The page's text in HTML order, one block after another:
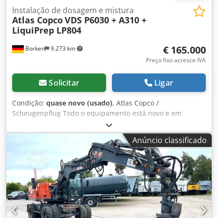
Borken 9.273 km
Instalação de dosagem e mistura
Atlas CopcoVDS P6030 + A310 +
LiquiPrep LP804
€ 165.000
Preço fixo acresce IVA
Solicitar Ligar
Condição: quase novo (usado), Atlas Copco /
Scheugenpflug Todo o equipamento está novo e em
perfeito estado. Tipo: VDS P6030 Processamento
automático de um processo completo, desde o
carregamento até a descarga. Mistura de dois
componentes (por exemplo, resina e endurecedor)
diretamente no processo. Aplicação precisa do material
em posições definidas na peça de trabalho. Movimentação
das peças através de um sistema de 3 eixos (X, Y, Z).
Operação em modo automático, semiautomático e manual.
Dados técnicos: Conexão à rede: 400 V CA, 50/60 Hz
Corrente nominal: 13,6 A Consumo de energia: 8,5 kVA
Anúncio classificado